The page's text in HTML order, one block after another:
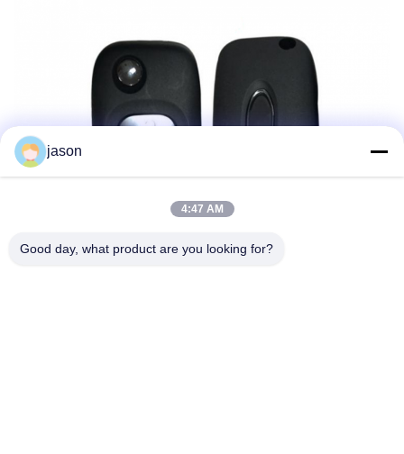
jason
4:47 AM
Good day, what product are you looking for?